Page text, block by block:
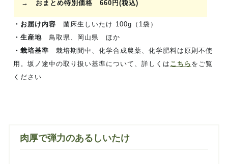
→ おまとめ特別価格 660 円(税込)
・お届け内容 菌床生しいたけ 100g（1袋）
・生産地鳥取県、岡山県 ほか
・栽培基準 栽培期間中、化学合成農薬、化学肥料は原則不使
用。坂ノ途中の取り扱い基準について、詳しくは こちら をご覧
ください
肉厚で弾力のあるしいたけ